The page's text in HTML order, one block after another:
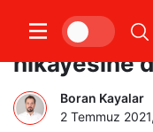
“Adapazarı
hikayesine
Boran Kayalar
2 Temmuz